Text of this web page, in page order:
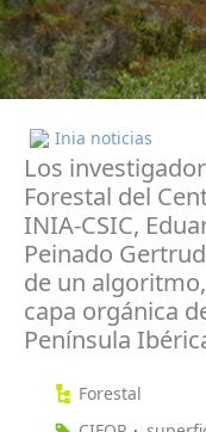
Inia noticias
Los
Forestal del
INIA-CSIC,
Peinado
de un
capa orgánica
Península
Forestal